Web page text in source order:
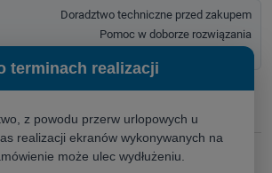
Doradztwo techniczne przed zakupem
Pomoc w doborze rozwiązania
Szybka wycena dla firm i instytucji
zapytaj o produkt
terminach realizacji
z powodu przerw urlopowych u
realizacji ekranów wykonywanych na
może ulec wydłużeniu.